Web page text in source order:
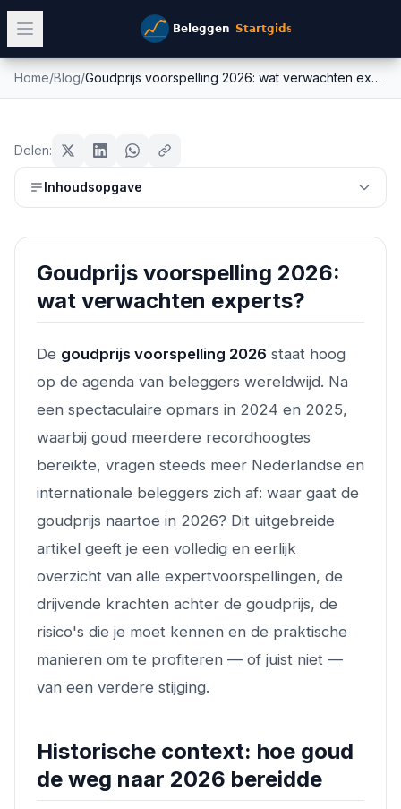
Home/Blog/ Goudprijs voorspelling 2026: wat verwachten experts?
verwachten experts?
28 februari 202616
Delen:
Inhoudsopgave
Goudprijs voorspelling 2026:
wat verwachten experts?
De goudprijs voorspelling 2026 staat hoog
op de agenda van beleggers wereldwijd. Na
een spectaculaire opmars in 2024 en 2025,
waarbij goud meerdere recordhoogtes
bereikte, vragen steeds meer Nederlandse en
internationale beleggers zich af: waar gaat de
goudprijs naartoe in 2026? Dit uitgebreide
artikel geeft je een volledig en eerlijk
overzicht van alle expertvoorspellingen, de
drijvende krachten achter de goudprijs, de
risico's die je moet kennen en de praktische
manieren om te profiteren — of juist niet —
van een verdere stijging.
Historische context: hoe goud
de weg naar 2026 bereidde